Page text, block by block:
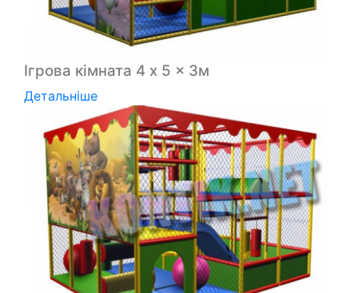
Ігрова кімната 4 x 5 x 3м
Детальніше